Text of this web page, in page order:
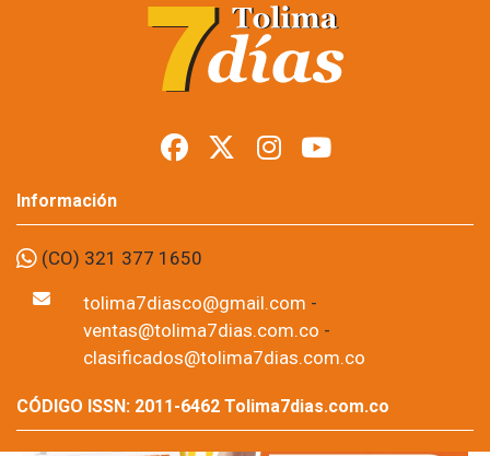
Información
(CO) 321 377 1650
tolima7diasco@gmail.com -
ventas@tolima7dias.com.co -
clasificados@tolima7dias.com.co
CÓDIGO ISSN: 2011-6462 Tolima7dias.com.co